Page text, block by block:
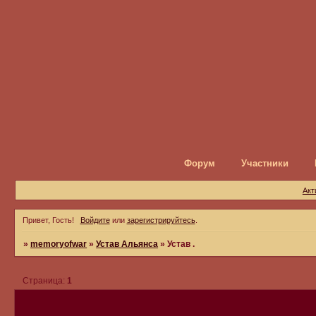
Форум Участники
Привет, Гость! Войдитеили зарегистрируйтесь.
»memoryofwar »Устав Альянса »Устав .
Страница: 1